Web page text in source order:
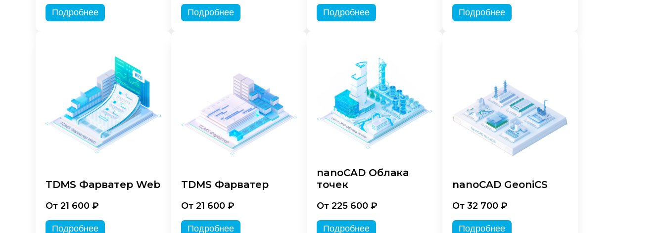
Подробнее Подробнее Подробнее Подробнее
TDMS Фарватер Web
От 21 600 ₽
Подробнее
TDMS Фарватер
От 21 600 ₽
Подробнее
nanoCAD Облака
точек
От 225 600 ₽
Подробнее
nanoCAD GeoniCS
От 32 700 ₽
Подробнее